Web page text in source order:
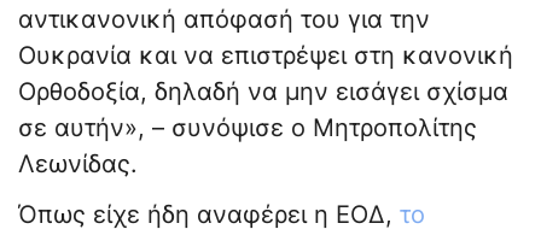
αντικανονική απόφασή του για την
Ουκρανία και να επιστρέψει στη κανονική
Ορθοδοξία, δηλαδή να μην εισάγει σχίσμα
σε αυτήν», – συνόψισε ο Μητροπολίτης
Λεωνίδας.
Όπως είχε ήδη αναφέρει η ΕΟΔ, το